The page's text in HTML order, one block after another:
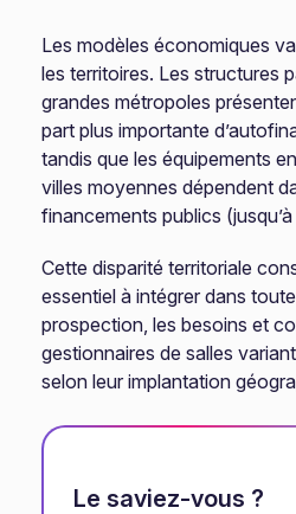
Les modèles économiques
les territoires. Les structures
grandes métropoles
part plus importante
tandis que les équipements
villes moyennes dépendent
financements publics
Cette disparité territoriale
essentiel à intégrer dans
prospection, les besoins et
gestionnaires de salles
selon leur implantation
Le saviez-vous ?